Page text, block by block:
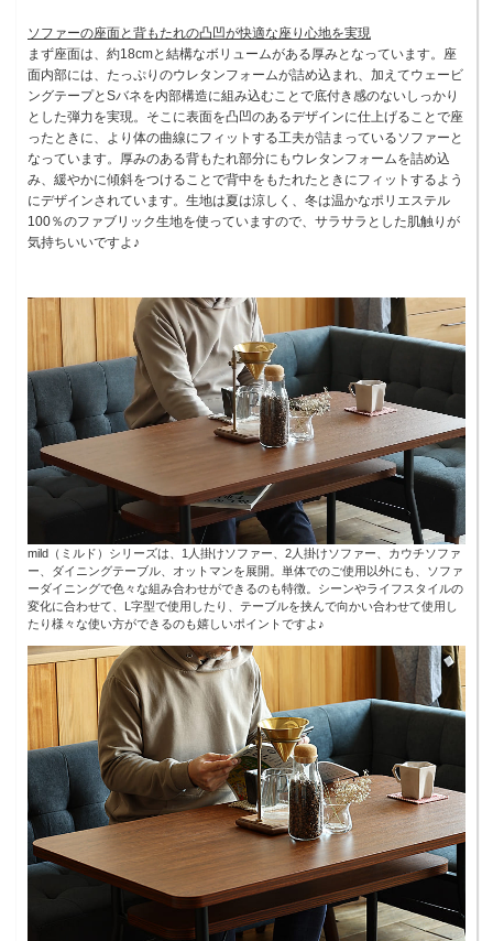
ソファーの座面と背もたれの凸凹が快適な座り心地を実現
まず座面は、約18cmと結構なボリュームがある厚みとなっています。座
面内部には、たっぷりのウレタンフォームが詰め込まれ、加えてウェービ
ングテープとSバネを内部構造に組み込むことで底付き感のないしっかり
とした弾力を実現。そこに表面を凸凹のあるデザインに仕上げることで座
ったときに、より体の曲線にフィットする工夫が詰まっているソファーと
なっています。厚みのある背もたれ部分にもウレタンフォームを詰め込
み、緩やかに傾斜をつけることで背中をもたれたときにフィットするよう
にデザインされています。生地は夏は涼しく、冬は温かなポリエステル
100％のファブリック生地を使っていますので、サラサラとした肌触りが
気持ちいいですよ♪
mild（ミルド）シリーズは、1人掛けソファー、2人掛けソファー、カウチソファ
ー、ダイニングテーブル、オットマンを展開。単体でのご使用以外にも、ソファ
ーダイニングで色々な組み合わせができるのも特徴。シーンやライフスタイルの
変化に合わせて、L字型で使用したり、テーブルを挟んで向かい合わせて使用し
たり様々な使い方ができるのも嬉しいポイントですよ♪